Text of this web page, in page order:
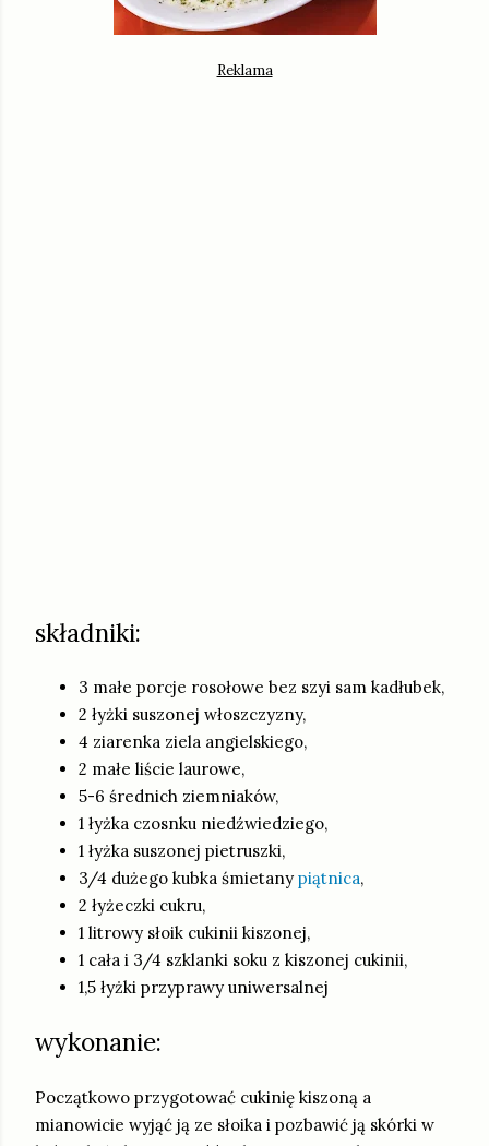
składniki:
3 małe porcje rosołowe bez szyi sam kadłubek,
2 łyżki suszonej włoszczyzny,
4 ziarenka ziela angielskiego,
2 małe liście laurowe,
5-6 średnich ziemniaków,
1 łyżka czosnku niedźwiedziego,
1 łyżka suszonej pietruszki,
3/4 dużego kubka śmietany piątnica,
2 łyżeczki cukru,
1 litrowy słoik cukinii kiszonej,
1 cała i 3/4 szklanki soku z kiszonej cukinii,
1,5 łyżki przyprawy uniwersalnej
wykonanie:
Początkowo przygotować cukinię kiszoną a
mianowicie wyjąć ją ze słoika i pozbawić ją skórki w